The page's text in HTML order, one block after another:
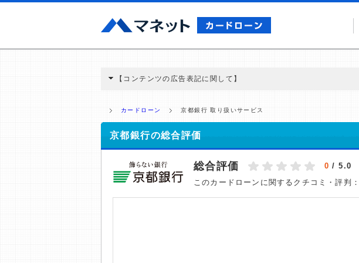
【コンテンツの広告表記に関して】
ミ収集などに基づき、公平性を担保した情報提供を行っています。
>提携企業一覧
カードローン 京都銀行 取り扱いサービス
京都銀行の総合評価
総合評価 0 / 5.0
このカードローンに関するクチコミ・評判：